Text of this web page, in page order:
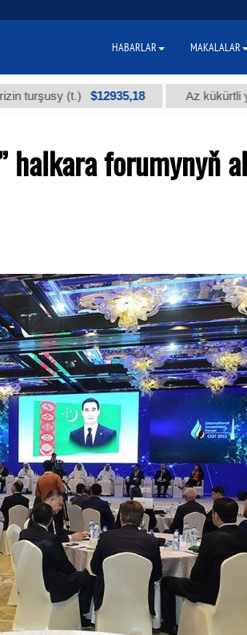
(t.) $12935,18 Az kükürtli ýakyş
halkara forumynyň
HABARLAR MAKALALAR